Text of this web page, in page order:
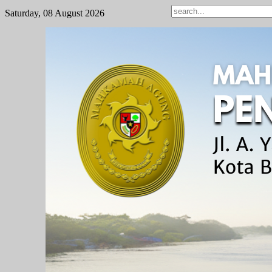
Saturday, 08 August 2026